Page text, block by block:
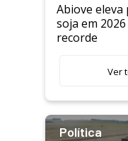
Abiove
soja em
recorde
Ver
Política